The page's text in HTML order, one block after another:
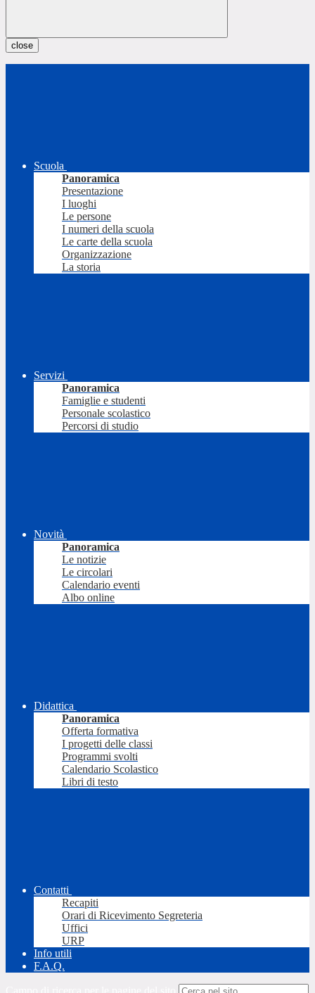
close
Scuola
Panoramica
Presentazione
I luoghi
Le persone
I numeri della scuola
Le carte della scuola
Organizzazione
La storia
Servizi
Panoramica
Famiglie e studenti
Personale scolastico
Percorsi di studio
Novità
Panoramica
Le notizie
Le circolari
Calendario eventi
Albo online
Didattica
Panoramica
Offerta formativa
I progetti delle classi
Programmi svolti
Calendario Scolastico
Libri di testo
Contatti
Recapiti
Orari di Ricevimento Segreteria
Uffici
URP
Info utili
F.A.Q.